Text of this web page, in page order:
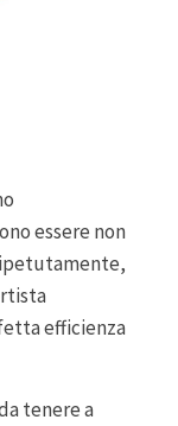
essere non
efficienza
tenere a